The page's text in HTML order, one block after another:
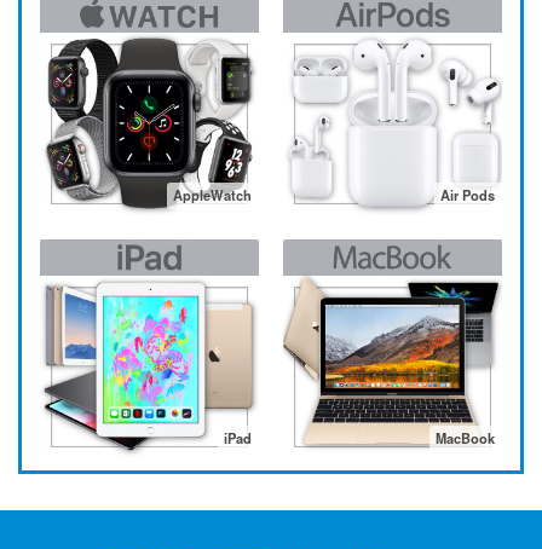
AppleWatch Air Pods
iPad MacBook